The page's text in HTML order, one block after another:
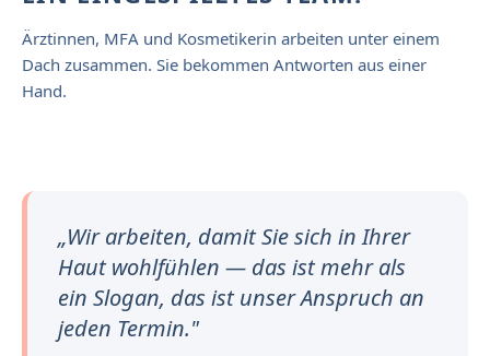
Ärztinnen, MFA und Kosmetikerin arbeiten unter einem
Dach zusammen. Sie bekommen Antworten aus einer
Hand.
„Wir arbeiten, damit Sie sich in Ihrer
Haut wohlfühlen — das ist mehr als
ein Slogan, das ist unser Anspruch an
jeden Termin."